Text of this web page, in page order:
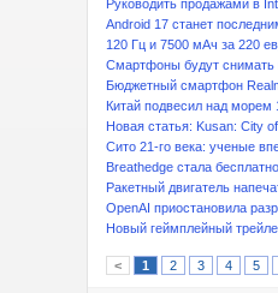
Руководить продажами в
Android 17 станет
120 Гц и 7500 мАч за 220
Смартфоны будут снимать
Бюджетный смартфон
Китай подвесил над морем
Новая статья: Kusan: City
Сито 21-го века: ученые
Breathedge стала
Ракетный двигатель
OpenAI приостановила
Новый геймплейный
< 1 2 3 4 5